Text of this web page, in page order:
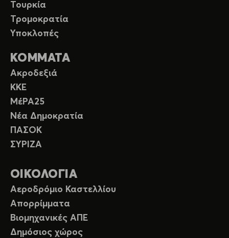
Τουρκία
Τρομοκρατία
Υποκλοπές
ΚΟΜΜΑΤΑ
Ακροδεξιά
ΚΚΕ
ΜέΡΑ25
Νέα Δημοκρατία
ΠΑΣΟΚ
ΣΥΡΙΖΑ
ΟΙΚΟΛΟΓΙΑ
Αεροδρόμιο Καστελλίου
Απορρίμματα
Βιομηχανικές ΑΠΕ
Δημόσιος χώρος